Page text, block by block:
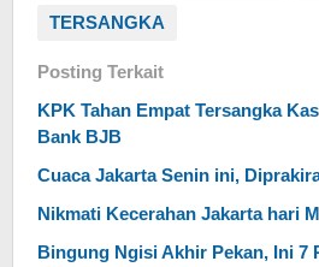
TERSANGKA
Posting Terkait
KPK Tahan Empat Tersangka
Bank BJB
Cuaca Jakarta Senin ini,
Nikmati Kecerahan Jakarta hari
Bingung Ngisi Akhir Pekan, Ini 7